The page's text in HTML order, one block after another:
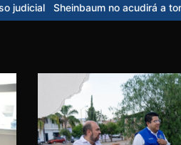
Sheinbaum no acudirá a toma de